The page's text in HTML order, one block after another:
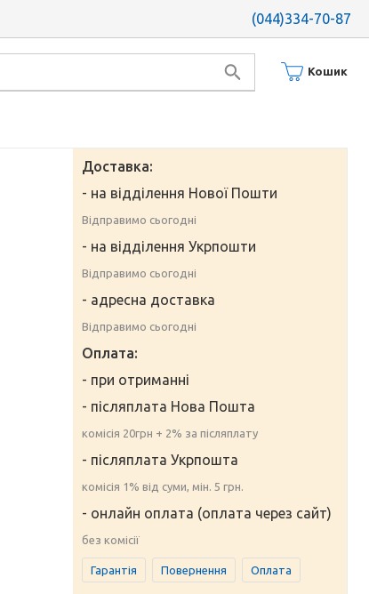
(044)334-70-87
Кошик
Доставка:
- на відділення Нової Пошти
Відправимо сьогодні
- на відділення Укрпошти
Відправимо сьогодні
- адресна доставка
Відправимо сьогодні
Оплата:
- при отриманні
- післяплата Нова Пошта
комісія 20грн + 2% за післяплату
- післяплата Укрпошта
комісія 1% від суми, мін. 5 грн.
- онлайн оплата (оплата через сайт)
без комісії
Гарантія Повернення Оплата